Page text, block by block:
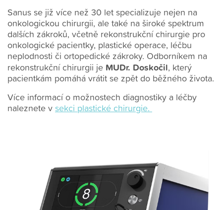
Sanus se již více než 30 let specializuje nejen na
onkologickou chirurgii, ale také na široké spektrum
dalších zákroků, včetně rekonstrukční chirurgie pro
onkologické pacientky, plastické operace, léčbu
neplodnosti či ortopedické zákroky. Odborníkem na
rekonstrukční chirurgii je MUDr. Doskočil, který
pacientkám pomáhá vrátit se zpět do běžného života.
Více informací o možnostech diagnostiky a léčby
naleznete v sekci plastické chirurgie.